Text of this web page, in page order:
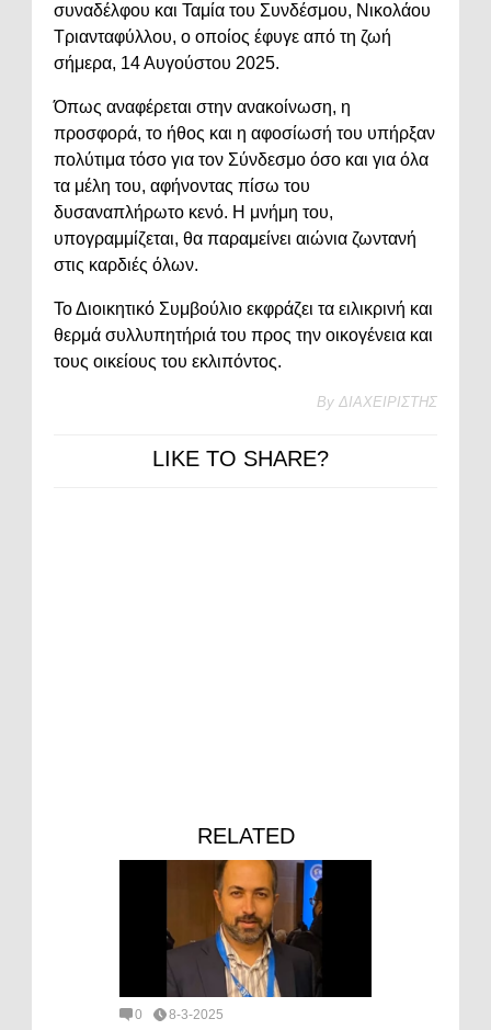
συναδέλφου και Ταμία του Συνδέσμου, Νικολάου
Τριανταφύλλου, ο οποίος έφυγε από τη ζωή
σήμερα, 14 Αυγούστου 2025.
Όπως αναφέρεται στην ανακοίνωση, η
προσφορά, το ήθος και η αφοσίωσή του υπήρξαν
πολύτιμα τόσο για τον Σύνδεσμο όσο και για όλα
τα μέλη του, αφήνοντας πίσω του
δυσαναπλήρωτο κενό. Η μνήμη του,
υπογραμμίζεται, θα παραμείνει αιώνια ζωντανή
στις καρδιές όλων.
Το Διοικητικό Συμβούλιο εκφράζει τα ειλικρινή και
θερμά συλλυπητήριά του προς την οικογένεια και
τους οικείους του εκλιπόντος.
By ΔΙΑΧΕΙΡΙΣΤΗΣ
LIKE TO SHARE?
RELATED
0 8-3-2025